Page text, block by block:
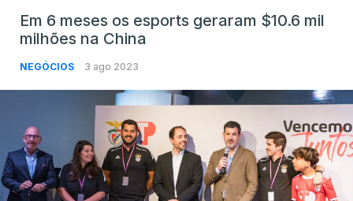
Em 6 meses os esports geraram $10.6 mil
milhões na China
NEGÓCIOS 3 ago 2023